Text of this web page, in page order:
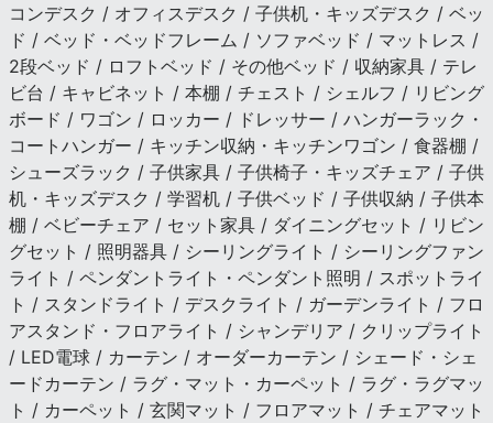
コンデスク / オフィスデスク / 子供机・キッズデスク / ベッ
ド / ベッド・ベッドフレーム / ソファベッド / マットレス /
2段ベッド / ロフトベッド / その他ベッド / 収納家具 / テレ
ビ台 / キャビネット / 本棚 / チェスト / シェルフ / リビング
ボード / ワゴン / ロッカー / ドレッサー / ハンガーラック・
コートハンガー / キッチン収納・キッチンワゴン / 食器棚 /
シューズラック / 子供家具 / 子供椅子・キッズチェア / 子供
机・キッズデスク / 学習机 / 子供ベッド / 子供収納 / 子供本
棚 / ベビーチェア / セット家具 / ダイニングセット / リビン
グセット / 照明器具 / シーリングライト / シーリングファン
ライト / ペンダントライト・ペンダント照明 / スポットライ
ト / スタンドライト / デスクライト / ガーデンライト / フロ
アスタンド・フロアライト / シャンデリア / クリップライト
/ LED電球 / カーテン / オーダーカーテン / シェード・シェ
ードカーテン / ラグ・マット・カーペット / ラグ・ラグマッ
ト / カーペット / 玄関マット / フロアマット / チェアマット